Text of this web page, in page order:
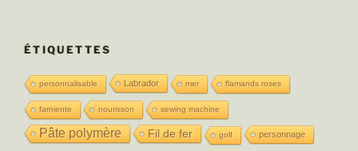
ÉTIQUETTES
personnalisable Labrador mer flamands roses
farniente nourisson sewing machine
Pâte polymère Fil de fer golf personnage